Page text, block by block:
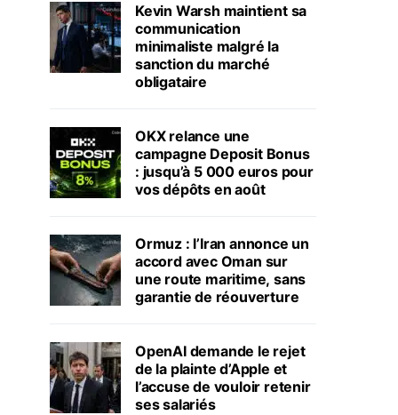
Kevin Warsh maintient sa
communication
minimaliste malgré la
sanction du marché
obligataire
OKX relance une
campagne Deposit Bonus
: jusqu’à 5 000 euros pour
vos dépôts en août
Ormuz : l’Iran annonce un
accord avec Oman sur
une route maritime, sans
garantie de réouverture
OpenAI demande le rejet
de la plainte d’Apple et
l’accuse de vouloir retenir
ses salariés